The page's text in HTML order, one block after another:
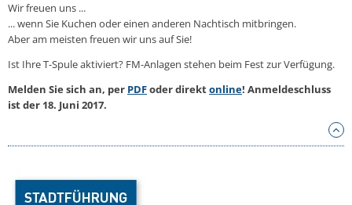
Wir freuen uns ...
... wenn Sie Kuchen oder einen anderen Nachtisch mitbringen.
Aber am meisten freuen wir uns auf Sie!
Ist Ihre T-Spule aktiviert? FM-Anlagen stehen beim Fest zur Verfügung.
Melden Sie sich an, per PDFoder direktonline! Anmeldeschluss
ist der 18. Juni 2017.